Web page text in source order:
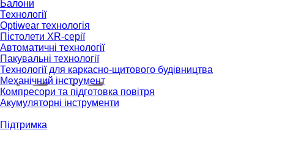
Балони
Технології
Optiwear технологія
Пістолети XR-серії
Автоматичні технології
Пакувальні технології
Технології для каркасно-щитового будівництва
Механічний інструмент
Компресори та підготовка повітря
Акумуляторні інструменти
Підтримка